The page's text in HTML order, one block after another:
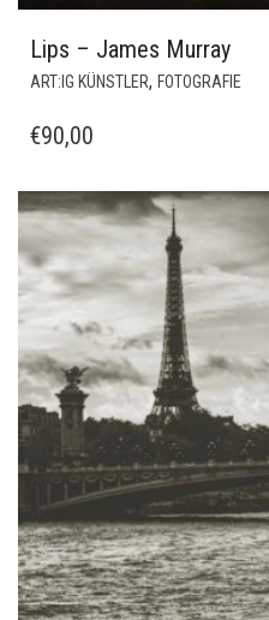
Lips – James Murray
ART:IG KÜNSTLER, FOTOGRAFIE
€90,00